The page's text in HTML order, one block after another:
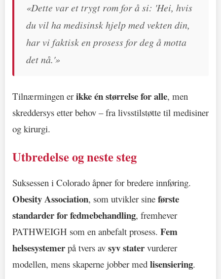
«Dette var et trygt rom for å si: 'Hei, hvis
du vil ha medisinsk hjelp med vekten din,
har vi faktisk en prosess for deg å motta
det nå.'»
Tilnærmingen erikke én størrelse for alle, men
skreddersys etter behov – fra livsstilstøtte til medisiner
og kirurgi.
Utbredelse og neste steg
Suksessen i Colorado åpner for bredere innføring.
Obesity Association, som utvikler sine første
standarder for fedmebehandling, fremhever
PATHWEIGH som en anbefalt prosess. Fem
helsesystemer på tvers av syv stater vurderer
modellen, mens skaperne jobber med lisensiering.